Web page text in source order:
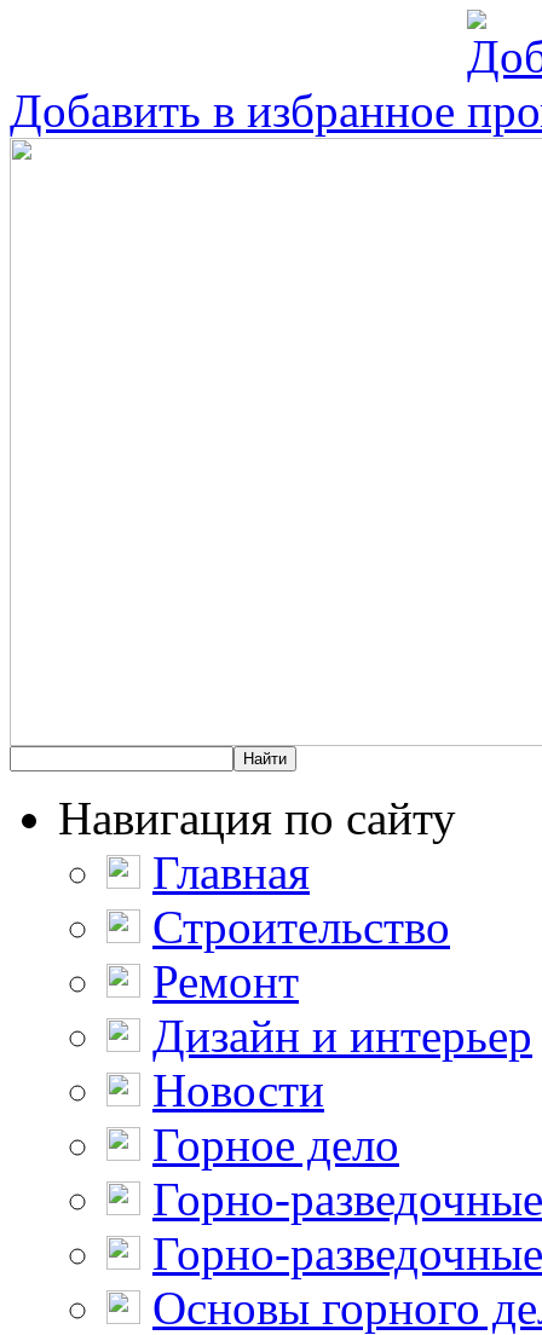
Добавить в избранное
Навигация по сайту
Главная
Строительство
Ремонт
Дизайн и интерьер
Новости
Горное дело
Горно-
Горно-
Основы горного